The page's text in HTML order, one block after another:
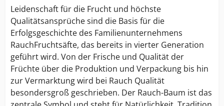
Leidenschaft für die Frucht und höchste
Qualitätsansprüche sind die Basis für die
Erfolgsgeschichte des Familienunternehmens
RauchFruchtsäfte, das bereits in vierter Generation
geführt wird. Von der Frische und Qualität der
Früchte über die Produktion und Verpackung bis hin
zur Vermarktung wird bei Rauch Qualität
besondersgroß geschrieben. Der Rauch-Baum ist das